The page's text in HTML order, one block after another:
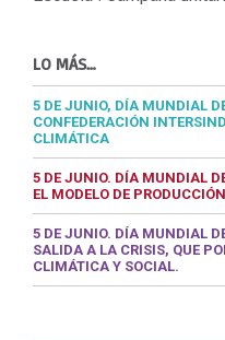
LO MÁS…
5 DE JUNIO, DÍA MUNDIAL
CONFEDERACIÓN
CLIMÁTICA
5 DE JUNIO. DÍA MUNDIAL
EL MODELO DE
5 DE JUNIO. DÍA MUNDIAL
SALIDA A LA CRISIS, QUE
CLIMÁTICA Y SOCIAL.